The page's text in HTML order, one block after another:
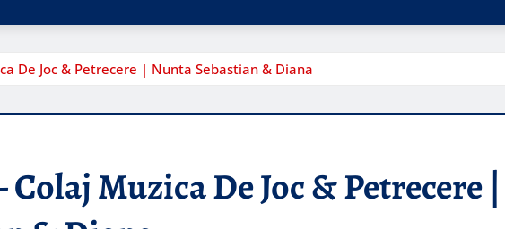
De Joc & Petrecere | Nunta Sebastian & Diana
Muzica De Joc & Petrecere |